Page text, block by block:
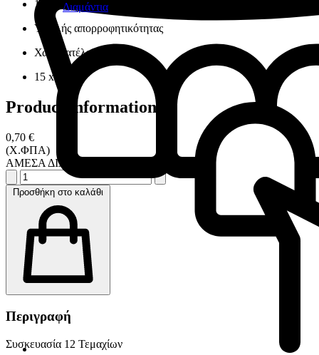
Διαμάντια
100% φυσικό βαμβάκι
Υψηλής απορροφητικότητας
Χωρίς ατέλειες
15 x 15 cm
Product information
0,70 €
(Χ.ΦΠΑ)
ΑΜΕΣΑ ΔΙΑΘΕΣΙΜΟ
Προσθήκη στο καλάθι
Περιγραφή
Συσκευασία 12 Τεμαχίων